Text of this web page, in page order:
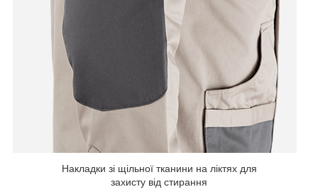
Накладки зі щільної тканини на ліктях для
захисту від стирання